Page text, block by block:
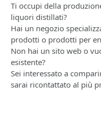
Ti occupi della
liquori distillati?
Hai un negozio
prodotti o prodotti per
Non hai un sito web o
esistente?
Sei interessato a
sarai ricontattato al più